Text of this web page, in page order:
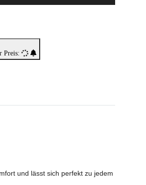
Preis:
und lässt sich perfekt zu jedem